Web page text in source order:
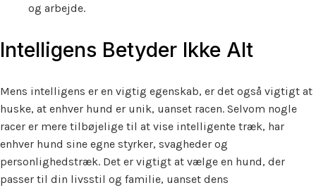
og arbejde.
Intelligens Betyder Ikke Alt
Mens intelligens er en vigtig egenskab, er det også vigtigt at
huske, at enhver hund er unik, uanset racen. Selvom nogle
racer er mere tilbøjelige til at vise intelligente træk, har
enhver hund sine egne styrker, svagheder og
personlighedstræk. Det er vigtigt at vælge en hund, der
passer til din livsstil og familie, uanset dens